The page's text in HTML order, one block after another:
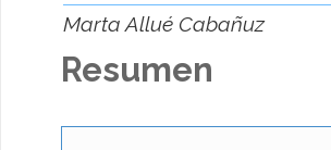
Marta Allué Cabañuz
Resumen